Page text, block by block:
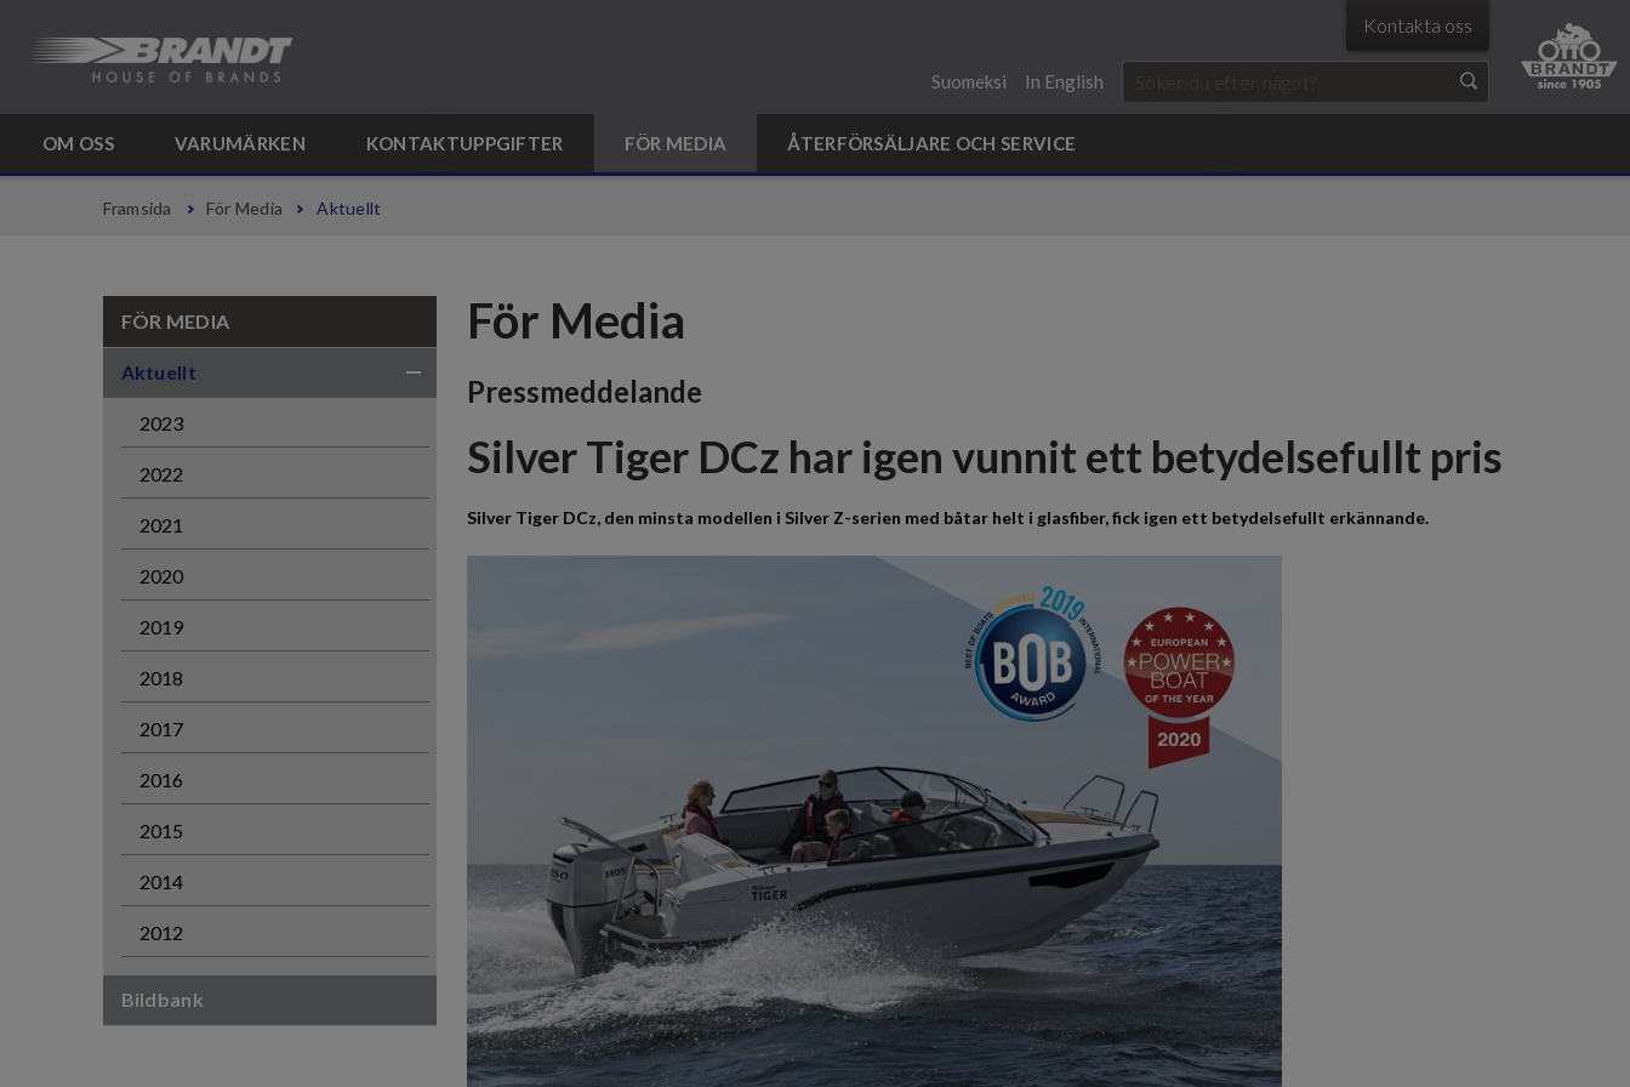
Kontakta oss
Suomeksi In English
OM OSS VARUMÄRKEN KONTAKTUPPGIFTER FÖR MEDIA ÅTERFÖRSÄLJARE OCH SERVICE
Framsida För Media Aktuellt
För Media
Pressmeddelande
Silver Tiger DCz har igen vunnit ett betydelsefullt pris
Silver Tiger DCz, den minsta modellen i Silver Z-serien med båtar helt i glasfiber, fick igen ett betydelsefullt erkännande.
FÖR MEDIA
Aktuellt
2023
2022
2021
2020
2019
2018
2017
2016
2015
2014
2012
Bildbank